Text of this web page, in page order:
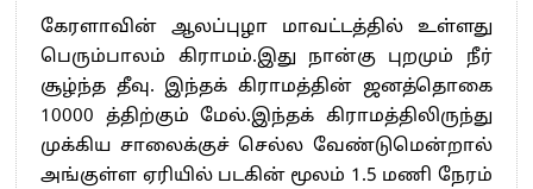
கேரளாவின் ஆலப்புழா மாவட்டத்தில் உள்ளது
பெரும்பாலம் கிராமம்.இது நான்கு புறமும் நீர்
சூழ்ந்த தீவு. இந்தக் கிராமத்தின் ஜனத்தொகை
10000 த்திற்கும் மேல்.இந்தக் கிராமத்திலிருந்து
முக்கிய சாலைக்குச் செல்ல வேண்டுமென்றால்
அங்குள்ள ஏரியில் படகின் மூலம் 1.5 மணி நேரம்